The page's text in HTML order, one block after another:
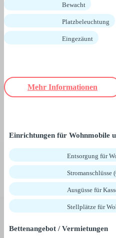
Bewacht
Platzbeleuchtung
Eingezäunt
Mehr Informationen
Einrichtungen für Wohnmobile
Entsorgung für
Stromanschlüsse
Ausgüsse für
Stellplätze für
Bettenangebot / Vermietungen